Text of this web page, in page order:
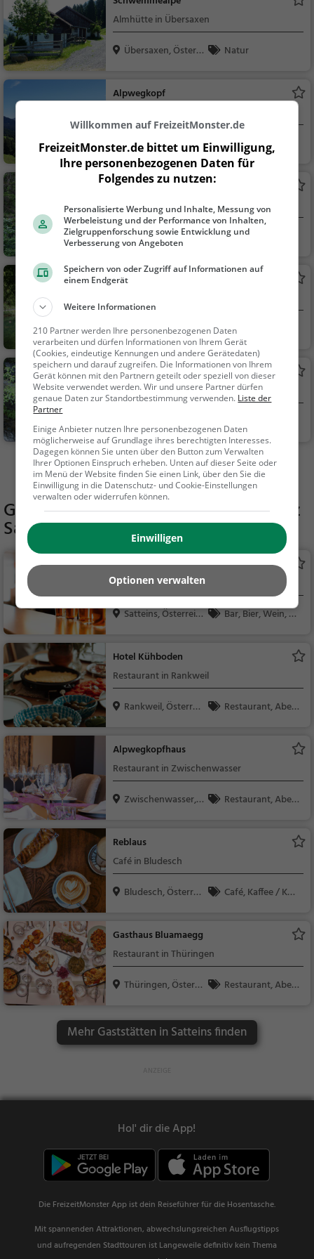
Almhütte in Übersaxen
Übersaxen, Österr
Natur
Alpwegkopf
Rankweil, Österrei
ch
Aussichtspunkt, F
amilie & Kinder, Natu
r
Montil
Wasserfall in Thüringen
Thüringen, Österre
ic...
Familie & Kinder,
keit
Schwarzer See
Satteins, Österreic
h
Familie & Kinder,
Natur, See
Osang
Wasserfall in Zwischenwasser (Höhe: 10m)
Zwischenwasser,
Öste...
Familie & Kinder,
Natur, Sehenswürdig
keit
Mehr Aktivitäten in Satteins finden
Gaststätten in der Nähe vonGrillplatz
Satteins
Dünser Älpele
Kneipe in Satteins
Satteins, Österreic
Bar, Bier, Wein, Sn
Hotel Kühboden
Restaurant in Rankweil
Rankweil, Österrei
Restaurant, Aben
Alpwegkopfhaus
Restaurant in Zwischenwasser
Zwischenwasser,
Restaurant, Aben
Reblaus
Café in Bludesch
Bludesch, Österrei
Café, Kaffee / Kuc
Gasthaus Bluamaegg
Restaurant in Thüringen
Thüringen, Österre
Restaurant, Aben
Mehr Gaststätten in Satteins finden
Hol' dir die App!
Die FreizeitMonster App ist dein Reiseführer für die Hosentasche.
Mit spannenden Attraktionen, abwechslungsreichen Ausflugstipps
und aufregenden Stadttouren ist Langeweile definitiv kein Thema
Willkommen auf FreizeitMonster.de
FreizeitMonster.de bittet um Einwilligung,
Ihre personenbezogenen Daten für
Folgendes zu nutzen:
Personalisierte Werbung und Inhalte, Messung von
Werbeleistung und der Performance von Inhalten,
Zielgruppenforschung sowie Entwicklung und
Verbesserung von Angeboten
Speichern von oder Zugriff auf Informationen auf
einem Endgerät
Weitere Informationen
210 Partner werden Ihre personenbezogenen Daten
verarbeiten und dürfen Informationen von Ihrem Gerät
(Cookies, eindeutige Kennungen und andere Gerätedaten)
speichern und darauf zugreifen. Die Informationen von Ihrem
Gerät können mit den Partnern geteilt oder speziell von dieser
Website verwendet werden. Wir und unsere Partner dürfen
genaue Daten zur Standortbestimmung verwenden. Liste der
Partner
Einige Anbieter nutzen Ihre personenbezogenen Daten
möglicherweise auf Grundlage ihres berechtigten Interesses.
Dagegen können Sie unten über den Button zum Verwalten
Ihrer Optionen Einspruch erheben. Unten auf dieser Seite oder
im Menü der Website finden Sie einen Link, über den Sie die
Einwilligung in die Datenschutz- und Cookie-Einstellungen
verwalten oder widerrufen können.
Einwilligen
Optionen verwalten